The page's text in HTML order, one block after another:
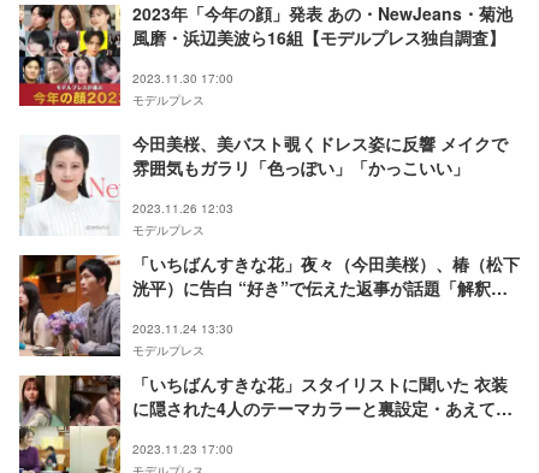
2023年「今年の顔」発表 あの・NewJeans・菊池
風磨・浜辺美波ら16組【モデルプレス独自調査】
2023.11.30 17:00
モデルプレス
今田美桜、美バスト覗くドレス姿に反響 メイクで
雰囲気もガラリ「色っぽい」「かっこいい」
2023.11.26 12:03
モデルプレス
「いちばんすきな花」夜々（今田美桜）、椿（松下
洸平）に告白 “好き”で伝えた返事が話題「解釈一
2023.11.24 13:30
モデルプレス
「いちばんすきな花」スタイリストに聞いた 衣装
に隠された4人のテーマカラーと裏設定・あえてト
2023.11.23 17:00